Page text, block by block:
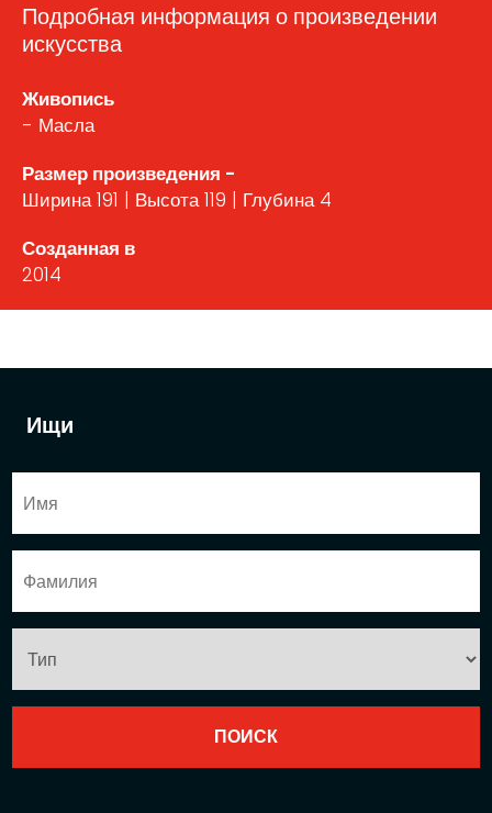
Ищи
Подробная информация о произведении
искусства
Живопись
- Масла
Размер произведения -
Ширина 191 | Высота 119 | Глубина 4
Созданная в
2014